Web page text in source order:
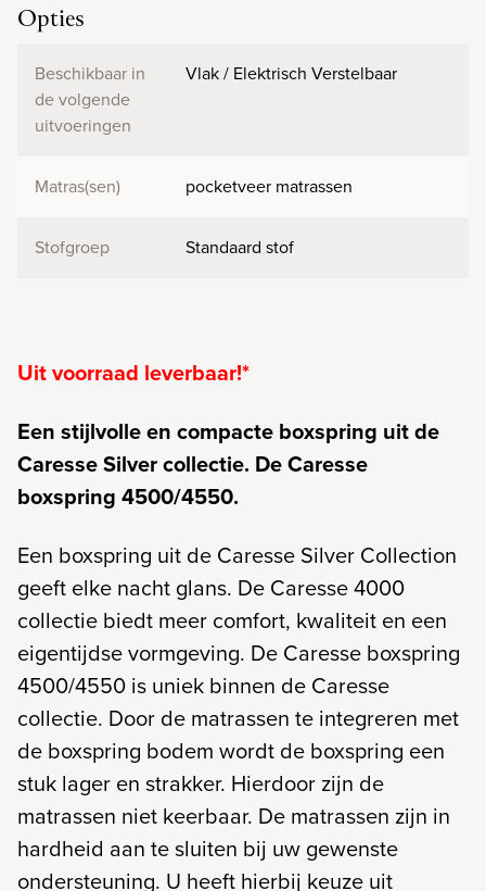
Opties
Beschikbaar in
de volgende
uitvoeringen
Vlak / Elektrisch Verstelbaar
Matras(sen) pocketveer matrassen
Stofgroep Standaard stof
Uit voorraad leverbaar!*
Een stijlvolle en compacte boxspring uit de
Caresse Silver collectie. De Caresse
boxspring 4500/4550.
Een boxspring uit de Caresse Silver Collection
geeft elke nacht glans. De Caresse 4000
collectie biedt meer comfort, kwaliteit en een
eigentijdse vormgeving. De Caresse boxspring
4500/4550 is uniek binnen de Caresse
collectie. Door de matrassen te integreren met
de boxspring bodem wordt de boxspring een
stuk lager en strakker. Hierdoor zijn de
matrassen niet keerbaar. De matrassen zijn in
hardheid aan te sluiten bij uw gewenste
ondersteuning. U heeft hierbij keuze uit